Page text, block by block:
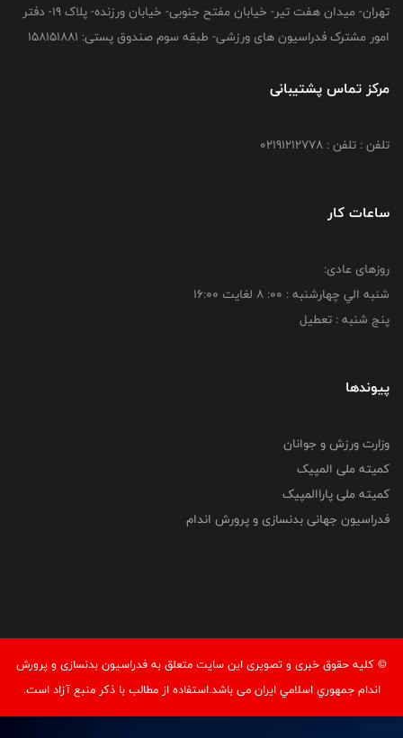
تهران- میدان هفت تیر- خیابان مفتح جنوبی- خیابان ورزنده- پلاک 19- دفتر
امور مشترک فدراسیون های ورزشی- طبقه سوم صندوق پستی: 158151881
مرکز تماس پشتیبانی
تلفن : تلفن : 02191212778
ساعات کار
روزهای عادی:
شنبه الي چهارشنبه : 00: 8 لغايت 16:00
پنج شنبه : تعطیل
پیوندها
وزارت ورزش و جوانان
کمیته ملی المپیک
کمیته ملی پاراالمپیک
فدراسیون جهانی بدنسازی و پرورش اندام
© کليه حقوق خبری و تصويری اين سايت متعلق به فدراسيون بدنسازی و پرورش
اندام جمهوري اسلامي ايران می باشد.استفاده از مطالب با ذكر منبع آزاد است.